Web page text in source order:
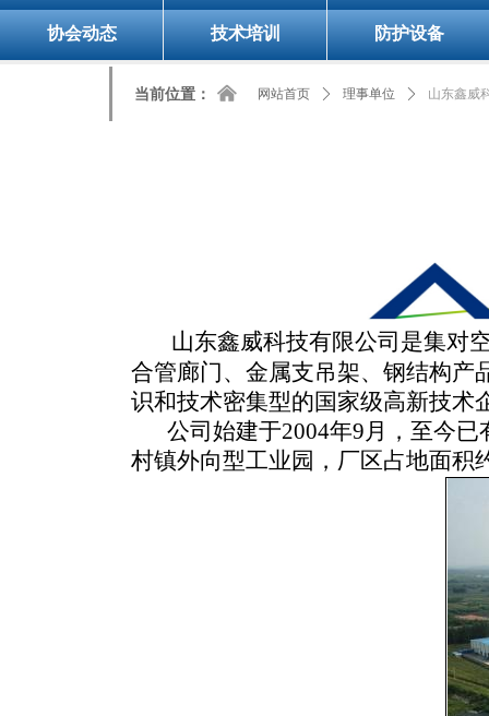
协会动态 技术培训 防护设备
山东鑫威科技有限公司是集对
合管廊门、金属支吊架、钢结构产
识和技术密集型的国家级高新技术
公司始建于2004年9月，至今
村镇外向型工业园，厂区占地面积
当前位置： 낀 网站首页 ꄲ 理事单位 ꄲ 山东鑫威